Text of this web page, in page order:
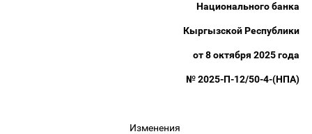
Национального банка
Кыргызской Республики
от 8 октября 2025 года
№ 2025-П-12/50-4-(НПА)
Изменения